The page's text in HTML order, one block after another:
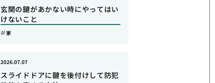
玄関の鍵があかない時にやってはい
けないこと
家
スライドドアに鍵を後付けして防犯
2026.07.07